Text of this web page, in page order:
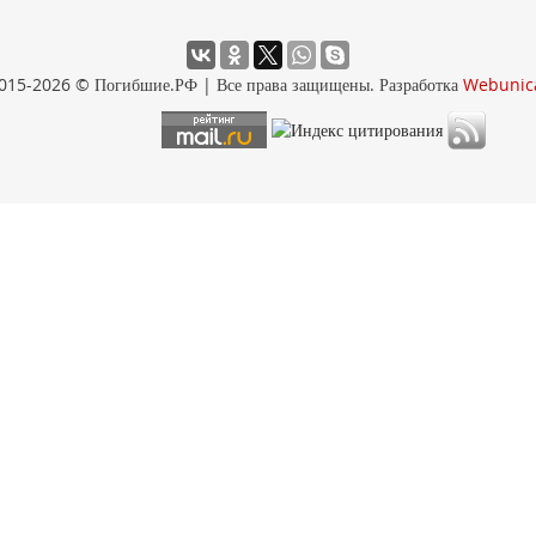
2026 © Погибшие.РФ | Все права защищены. Разработка